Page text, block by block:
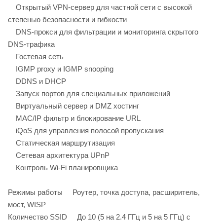
Открытый VPN-сервер для частной сети с высокой
степенью безопасности и гибкости
DNS-прокси для фильтрации и мониторинга скрытого
DNS-трафика
Гостевая сеть
IGMP proxy и IGMP snooping
DDNS и DHCP
Запуск портов для специальных приложений
Виртуальный сервер и DMZ хостинг
MAC/IP фильтр и блокирование URL
iQoS для управления полосой пропускания
Статическая маршрутизация
Сетевая архитектура UPnP
Контроль Wi-Fi планировщика
Режимы работы Роутер, точка доступа, расширитель,
мост, WISP
Количество SSID До 10 (5 на 2.4 ГГц и 5 на 5 ГГц) с